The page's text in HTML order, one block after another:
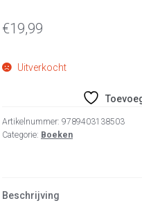
€19,99
Uitverkocht
Artikelnummer: 9789403138503
Categorie: Boeken
Beschrijving